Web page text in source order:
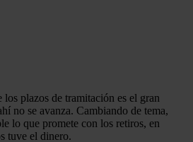
plazos de tramitación es el gran
no se avanza. Cambiando de tema,
lo que promete con los retiros, en
tuve el dinero.